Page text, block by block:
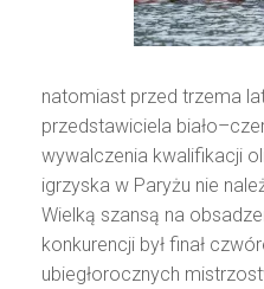
natomiast przed trzema
przedstawiciela
wywalczenia kwalifikacji
igrzyska w Paryżu nie
Wielką szansą na
konkurencji był finał
ubiegłorocznych